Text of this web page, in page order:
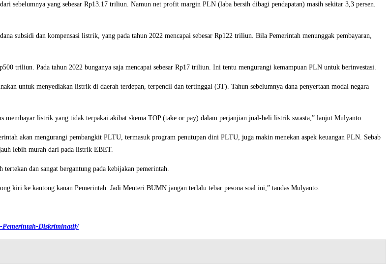
sebelumnya yang sebesar Rp13.17 triliun. Namun net profit margin PLN (laba bersih dibagi pendapatan) masih sekitar 3,3 persen.
subsidi dan kompensasi listrik, yang pada tahun 2022 mencapai sebesar Rp122 triliun. Bila Pemerintah menunggak pembayaran,
triliun. Pada tahun 2022 bunganya saja mencapai sebesar Rp17 triliun. Ini tentu mengurangi kemampuan PLN untuk berinvestasi.
untuk menyediakan listrik di daerah terdepan, terpencil dan tertinggal (3T). Tahun sebelumnya dana penyertaan modal negara
membayar listrik yang tidak terpakai akibat skema TOP (take or pay) dalam perjanjian jual-beli listrik swasta,” lanjut Mulyanto.
akan mengurangi pembangkit PLTU, termasuk program penutupan dini PLTU, juga makin menekan aspek keuangan PLN. Sebab
lebih murah dari pada listrik EBET.
dan sangat bergantung pada kebijakan pemerintah.
kiri ke kantong kanan Pemerintah. Jadi Menteri BUMN jangan terlalu tebar pesona soal ini,” tandas Mulyanto.
Pemerintah-Diskriminatif/